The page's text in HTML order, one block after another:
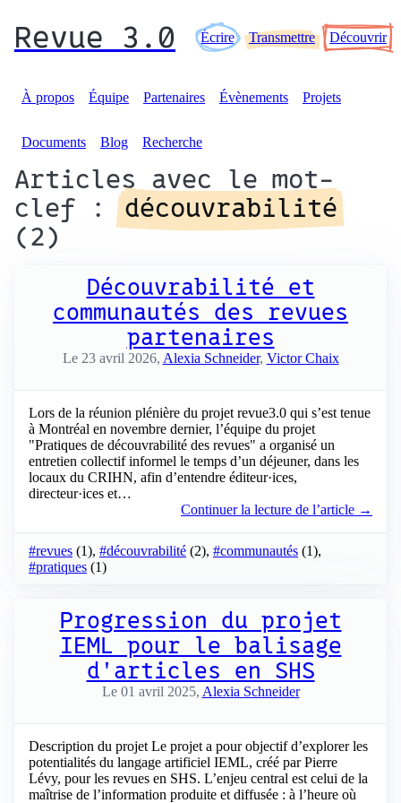
Revue 3.0 Écrire Transmettre Découvrir
À propos Équipe Partenaires Évènements Projets
Documents Blog Recherche
Articles avec le mot-
clef : découvrabilité
(2)
Découvrabilité et
communautés des revues
partenaires
Le 23 avril 2026, Alexia Schneider, Victor Chaix
Lors de la réunion plénière du projet revue3.0 qui s’est tenue
à Montréal en novembre dernier, l’équipe du projet
"Pratiques de découvrabilité des revues" a organisé un
entretien collectif informel le temps d’un déjeuner, dans les
locaux du CRIHN, afin d’entendre éditeur·ices,
directeur·ices et…
Continuer la lecture de l’article →
#revues (1), #découvrabilité (2), #communautés (1),
#pratiques (1)
Progression du projet
IEML pour le balisage
d'articles en SHS
Le 01 avril 2025, Alexia Schneider
Description du projet Le projet a pour objectif d’explorer les
potentialités du langage artificiel IEML, créé par Pierre
Lévy, pour les revues en SHS. L’enjeu central est celui de la
maîtrise de l’information produite et diffusée : à l’heure où